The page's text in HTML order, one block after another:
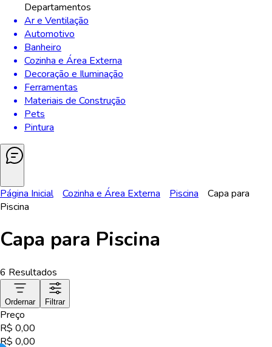
Departamentos
Ar e Ventilação
Automotivo
Banheiro
Cozinha e Área Externa
Decoração e Iluminação
Ferramentas
Materiais de Construção
Pets
Pintura
Página Inicial Cozinha e Área Externa Piscina
Capa para
Piscina
Capa para Piscina
6 Resultados
Ordernar Filtrar
Preço
R$ 0,00
R$ 0,00